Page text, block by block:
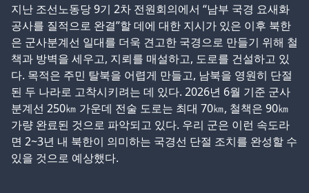
지난 조선노동당 9기 2차 전원회의에서 “남부 국경 요새화
공사를 질적으로 완결”할 데에 대한 지시가 있은 이후 북한
은 군사분계선 일대를 더욱 견고한 국경으로 만들기 위해 철
책과 방벽을 세우고, 지뢰를 매설하고, 도로를 건설하고 있
다. 목적은 주민 탈북을 어렵게 만들고, 남북을 영원히 단절
된 두 나라로 고착시키려는 데 있다. 2026년 6월 기준 군사
분계선 250㎞ 가운데 전술 도로는 최대 70㎞, 철책은 90㎞
가량 완료된 것으로 파악되고 있다. 우리 군은 이런 속도라
면 2~3년 내 북한이 의미하는 국경선 단절 조치를 완성할 수
있을 것으로 예상했다.